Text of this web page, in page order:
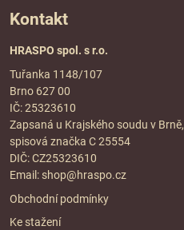
Kontakt
HRASPO spol. s r.o.
Tuřanka 1148/107
Brno 627 00
IČ: 25323610
Zapsaná u Krajského soudu v Brně,
spisová značka C 25554
DIČ: CZ25323610
Email: shop@hraspo.cz
Obchodní podmínky
Ke stažení